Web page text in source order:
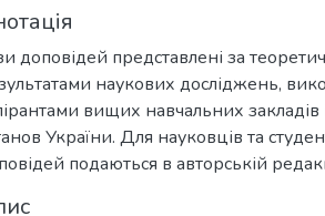
доповідей представлені за
наукових досліджень,
вищих навчальних
України. Для науковців та
подаються в авторській